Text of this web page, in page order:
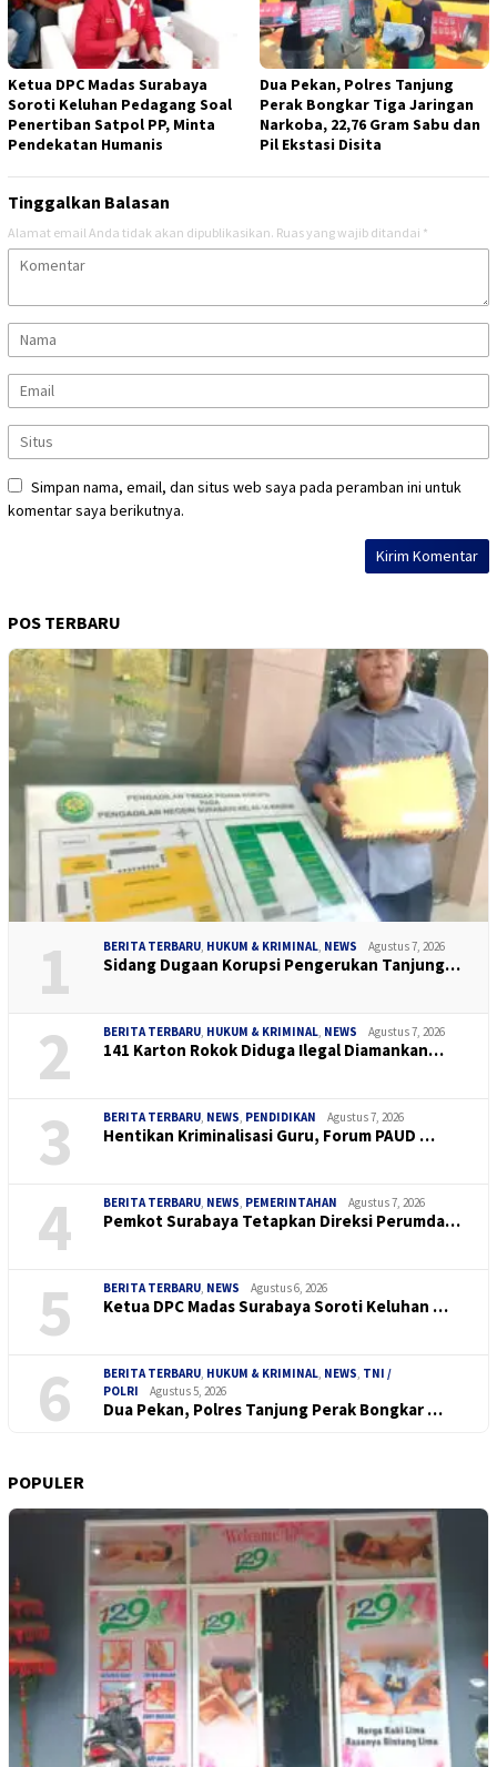
Ketua DPC Madas Surabaya
Soroti Keluhan Pedagang Soal
Penertiban Satpol PP, Minta
Pendekatan Humanis
Dua Pekan, Polres Tanjung
Perak Bongkar Tiga Jaringan
Narkoba, 22,76 Gram Sabu dan
Pil Ekstasi Disita
Tinggalkan Balasan
Alamat email Anda tidak akan dipublikasikan. Ruas yang wajib ditandai *
Simpan nama, email, dan situs web saya pada peramban ini untuk
komentar saya berikutnya.
POS TERBARU
1 BERITA TERBARU, HUKUM & KRIMINAL, NEWS Agustus 7, 2026
Sidang Dugaan Korupsi Pengerukan Tanjung…
2 BERITA TERBARU, HUKUM & KRIMINAL, NEWS Agustus 7, 2026
141 Karton Rokok Diduga Ilegal Diamankan…
3 BERITA TERBARU, NEWS, PENDIDIKAN Agustus 7, 2026
Hentikan Kriminalisasi Guru, Forum PAUD …
4 BERITA TERBARU, NEWS, PEMERINTAHAN Agustus 7, 2026
Pemkot Surabaya Tetapkan Direksi Perumda…
5 BERITA TERBARU, NEWS Agustus 6, 2026
Ketua DPC Madas Surabaya Soroti Keluhan …
6 BERITA TERBARU, HUKUM & KRIMINAL, NEWS, TNI /
POLRI
Agustus 5, 2026
Dua Pekan, Polres Tanjung Perak Bongkar …
POPULER